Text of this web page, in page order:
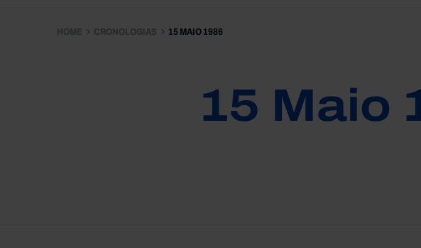
HOME CRONOLOGIAS 15 MAIO 1986
15 Maio